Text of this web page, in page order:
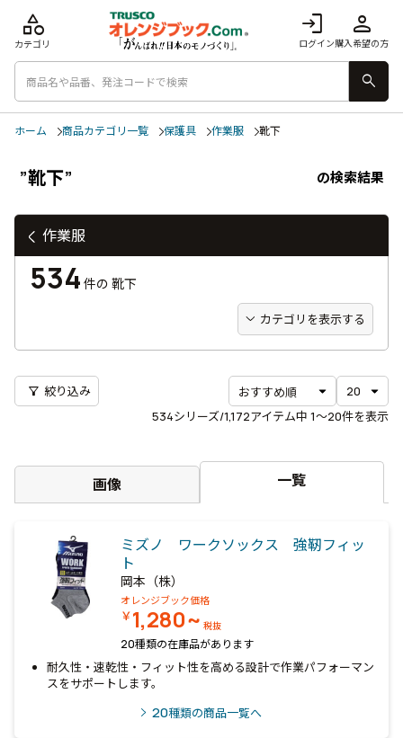
login
ログイン
person
購入希望の方
category
カテゴリ
search
ホーム 商品カテゴリ一覧 保護具 作業服 靴下
”靴下” の検索結果
534シリーズ/1,172アイテム中 1〜20件を表示
filter_alt 絞り込み
画像 一覧
ミズノ ワークソックス 強靭フィッ
ト
岡本（株）
オレンジブック価格
￥1,280~ 税抜
20種類の在庫品があります
耐久性・速乾性・フィット性を高める設計で作業パフォーマン
スをサポートします。
20種類の商品一覧へ
作業服
534 件の 靴下
カテゴリを表示する